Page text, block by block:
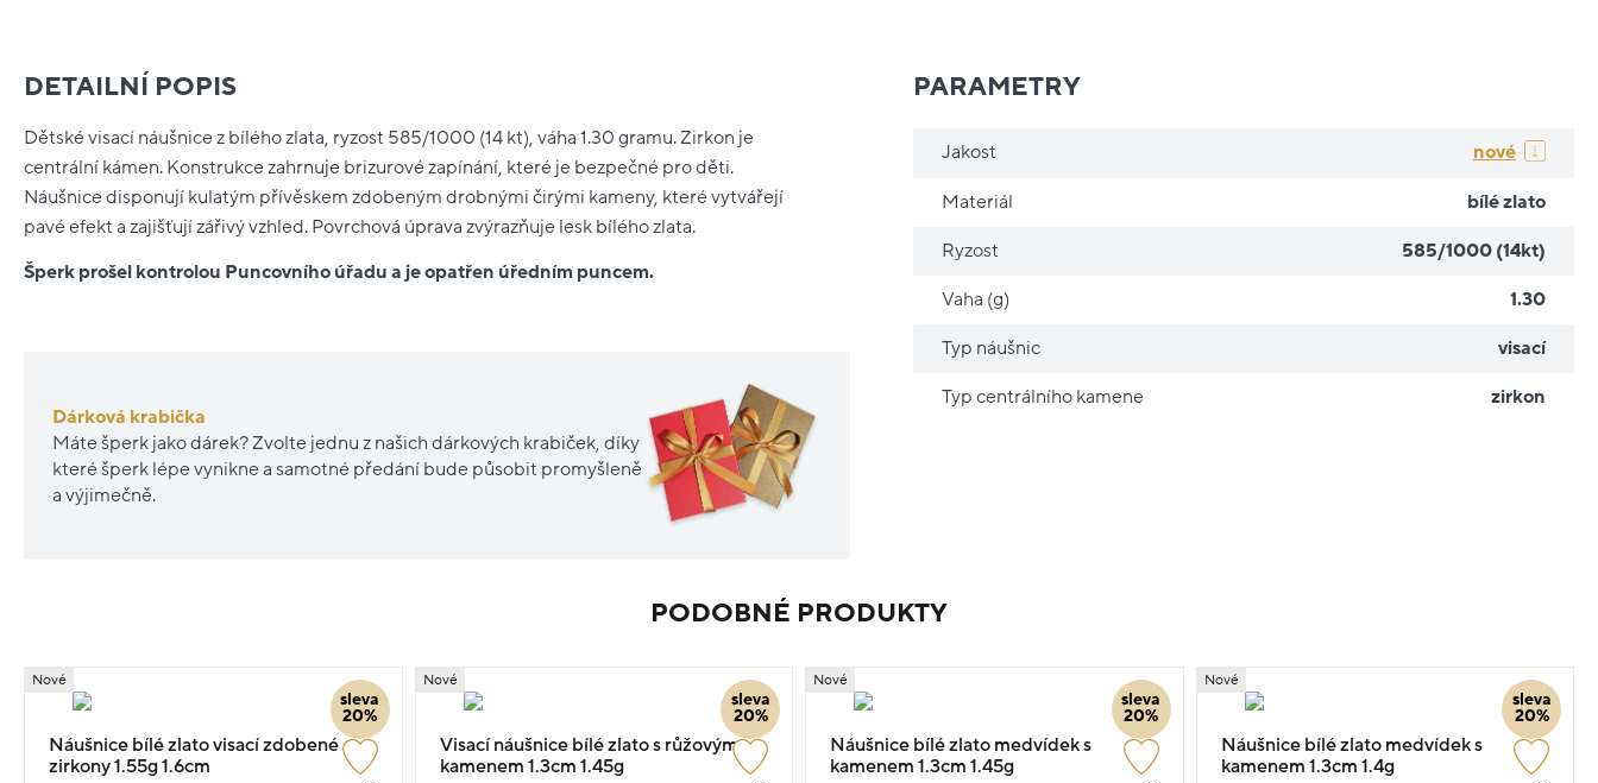
DETAILNÍ POPIS
Dětské visací náušnice z bílého zlata, ryzost 585/1000 (14 kt), váha 1.30 gramu. Zirkon je
centrální kámen. Konstrukce zahrnuje brizurové zapínání, které je bezpečné pro děti.
Náušnice disponují kulatým přívěskem zdobeným drobnými čirými kameny, které vytvářejí
pavé efekt a zajišťují zářivý vzhled. Povrchová úprava zvýrazňuje lesk bílého zlata.
Šperk prošel kontrolou Puncovního úřadu a je opatřen úředním puncem.
Dárková krabička
Máte šperk jako dárek? Zvolte jednu z našich dárkových krabiček, díky
které šperk lépe vynikne a samotné předání bude působit promyšleně
a výjimečně.
PARAMETRY
Jakost nové
Materiál bílé zlato
Ryzost 585/1000 (14kt)
Vaha (g) 1.30
Typ náušnic visací
Typ centrálního kamene zirkon
PODOBNÉ PRODUKTY
sleva
20%
Nové
Náušnice bílé zlato visací zdobené
zirkony 1.55g 1.6cm
sleva
20%
Nové
Visací náušnice bílé zlato s růžovým
kamenem 1.3cm 1.45g
sleva
20%
Nové
Náušnice bílé zlato medvídek s
kamenem 1.3cm 1.45g
sleva
20%
Nové
Náušnice bílé zlato medvídek s
kamenem 1.3cm 1.4g